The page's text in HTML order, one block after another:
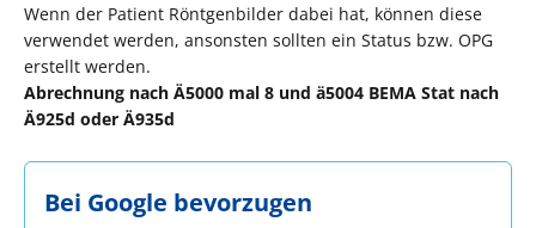
Wenn der Patient Röntgenbilder dabei hat, können diese
verwendet werden, ansonsten sollten ein Status bzw. OPG
erstellt werden.
Abrechnung nach Ä5000 mal 8 und ä5004 BEMA Stat nach
Ä925d oder Ä935d
Bei Google bevorzugen